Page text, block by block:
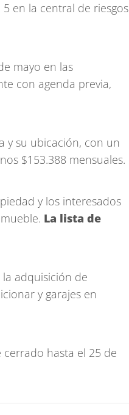
en la central de riesgos
mayo en las
con agenda previa,
y su ubicación, con un
$153.388 mensuales.
y los interesados
La lista de
adquisición de
y garajes en
hasta el 25 de